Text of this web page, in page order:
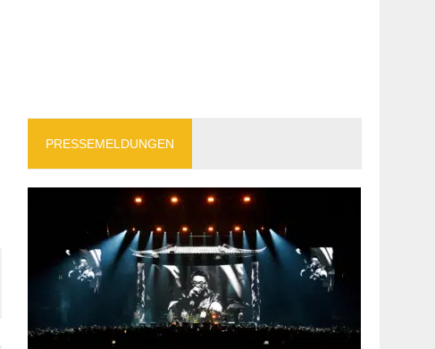
PRESSEMELDUNGEN